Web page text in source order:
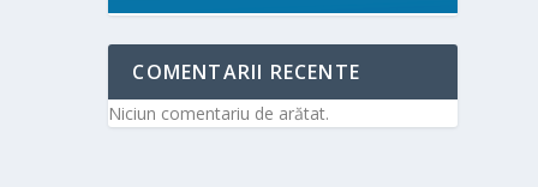
COMENTARII RECENTE
Niciun comentariu de arătat.